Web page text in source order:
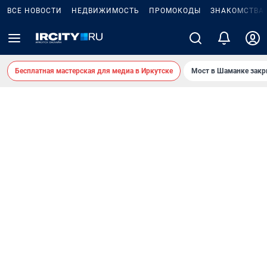
ВСЕ НОВОСТИ НЕДВИЖИМОСТЬ ПРОМОКОДЫ ЗНАКОМСТВА
Бесплатная мастерская для медиа в Иркутске Мост в Шаманке